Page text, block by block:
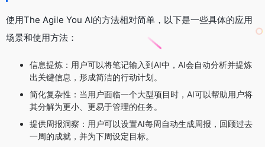
使用The Agile You AI的方法相对简单，以下是一些具体的应用
场景和使用方法：
信息提炼：用户可以将笔记输入到AI中，AI会自动分析并提炼
出关键信息，形成简洁的行动计划。
简化复杂性：当用户面临一个大型项目时，AI可以帮助用户将
其分解为更小、更易于管理的任务。
提供周报洞察：用户可以设置AI每周自动生成周报，回顾过去
一周的成就，并为下周设定目标。